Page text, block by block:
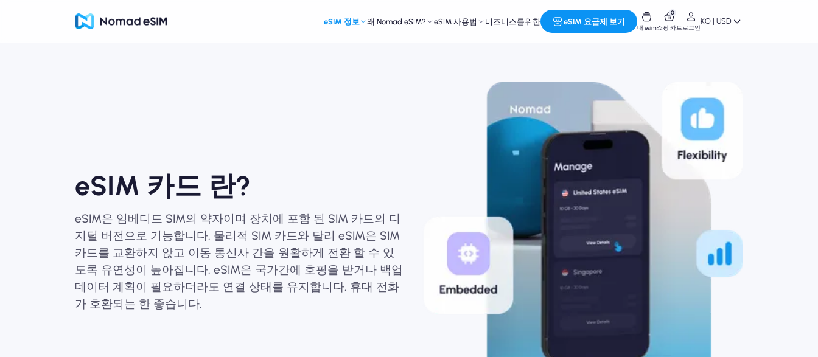
eSIM 정보 왜 Nomad eSIM? eSIM 사용법 비즈니스를위한 eSIM 요금제 보기
내 esim
0
쇼핑 카트로그인
KO | USD
eSIM 카드 란?
eSIM은 임베디드 SIM의 약자이며 장치에 포함 된 SIM 카드의 디
지털 버전으로 기능합니다. 물리적 SIM 카드와 달리 eSIM은 SIM
카드를 교환하지 않고 이동 통신사 간을 원활하게 전환 할 수 있
도록 유연성이 높아집니다. eSIM은 국가간에 호핑을 받거나 백업
데이터 계획이 필요하더라도 연결 상태를 유지합니다. 휴대 전화
가 호환되는 한 좋습니다.